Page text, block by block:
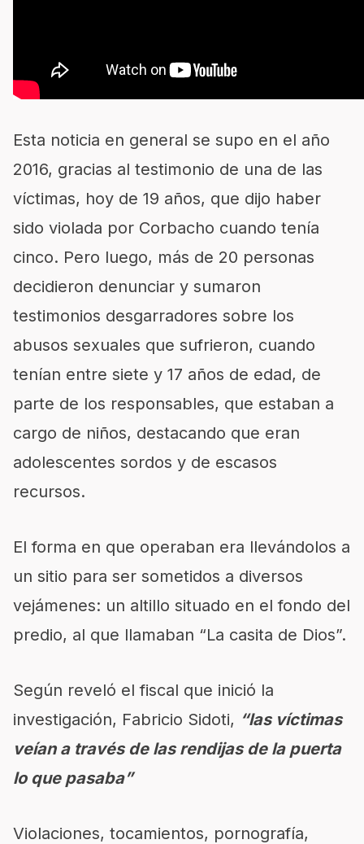
Esta noticia en general se supo en el año
2016, gracias al testimonio de una de las
víctimas, hoy de 19 años, que dijo haber
sido violada por Corbacho cuando tenía
cinco. Pero luego, más de 20 personas
decidieron denunciar y sumaron
testimonios desgarradores sobre los
abusos sexuales que sufrieron, cuando
tenían entre siete y 17 años de edad, de
parte de los responsables, que estaban a
cargo de niños, destacando que eran
adolescentes sordos y de escasos
recursos.
El forma en que operaban era llevándolos a
un sitio para ser sometidos a diversos
vejámenes: un altillo situado en el fondo del
predio, al que llamaban “La casita de Dios”.
Según reveló el fiscal que inició la
investigación, Fabricio Sidoti, “las víctimas
veían a través de las rendijas de la puerta
lo que pasaba”
Violaciones, tocamientos, pornografía,